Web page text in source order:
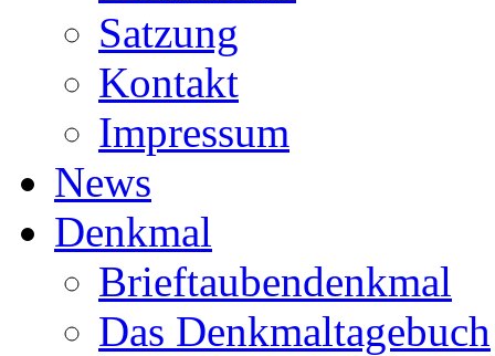
Satzung
Kontakt
Impressum
News
Denkmal
Brieftaubendenkmal
Das Denkmaltagebuch